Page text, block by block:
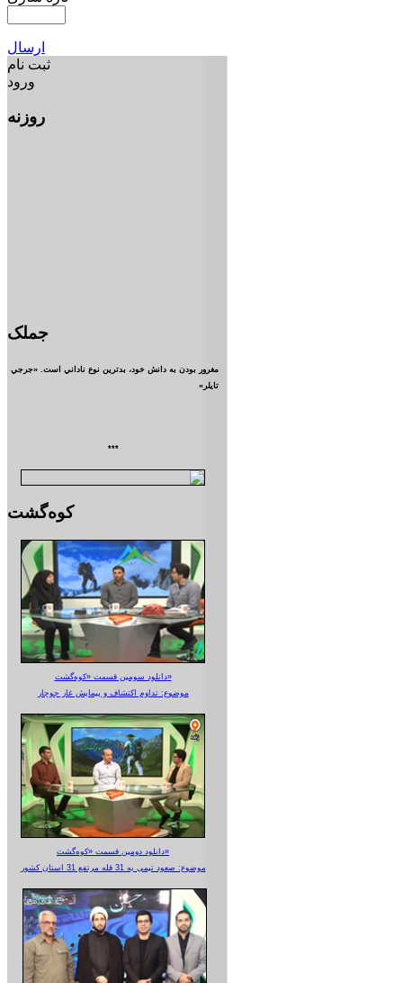
ارسال
ثبت نام
ورود
روزنه
جملک
مغرور بودن به دانش خود، بدترين نوع ناداني است. «جرجي
تايلر»
***
کوه‌گشت
دانلود سومین قسمت «کوه‌گشت»
موضوع: تداوم اکتشاف و پیمایش غار جوجار
دانلود دومین قسمت «کوه‌گشت»
موضوع: صعود تیمی به 31 قله مرتفع 31 استان کشور